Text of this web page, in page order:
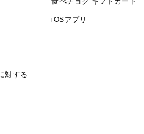
対する
iOSアプリ